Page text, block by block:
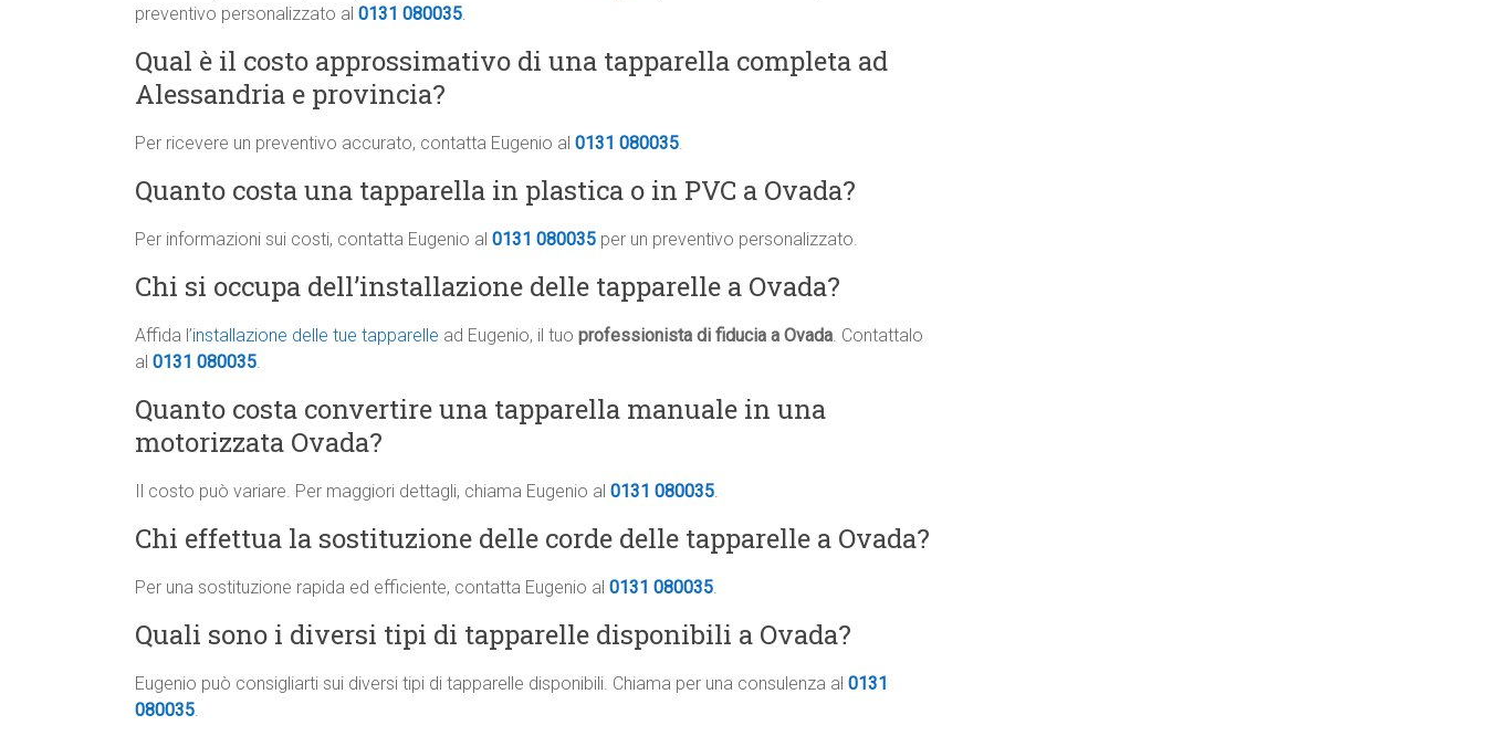
preventivo personalizzato al 0131 080035.
Qual è il costo approssimativo di una tapparella completa ad
Alessandria e provincia?
Per ricevere un preventivo accurato, contatta Eugenio al 0131 080035.
Quanto costa una tapparella in plastica o in PVC a Ovada?
Per informazioni sui costi, contatta Eugenio al 0131 080035 per un preventivo personalizzato.
Chi si occupa dell’installazione delle tapparelle a Ovada?
Affida l’installazione delle tue tapparelle ad Eugenio, il tuo professionista di fiducia a Ovada. Contattalo
al 0131 080035.
Quanto costa convertire una tapparella manuale in una
motorizzata Ovada?
Il costo può variare. Per maggiori dettagli, chiama Eugenio al 0131 080035.
Chi effettua la sostituzione delle corde delle tapparelle a Ovada?
Per una sostituzione rapida ed efficiente, contatta Eugenio al 0131 080035.
Quali sono i diversi tipi di tapparelle disponibili a Ovada?
Eugenio può consigliarti sui diversi tipi di tapparelle disponibili. Chiama per una consulenza al 0131
080035.